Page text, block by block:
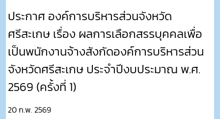
ประกาศ องค์การบริหารส่วนจังหวัด
ศรีสะเกษ เรื่อง ผลการเลือกสรรบุคคลเพื่อ
เป็นพนักงานจ้างสังกัดองค์การบริหารส่วน
จังหวัดศรีสะเกษ ประจำปีงบประมาณ พ.ศ.
2569 (ครั้งที่ 1)
20 ก.พ. 2569